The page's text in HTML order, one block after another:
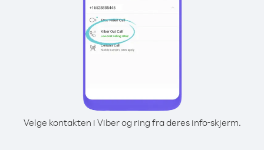
Velge kontakten i Viber og ring fra deres info-skjerm.